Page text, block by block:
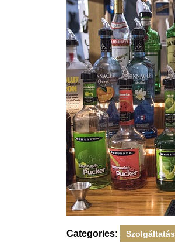
Categories: Szolgáltatás